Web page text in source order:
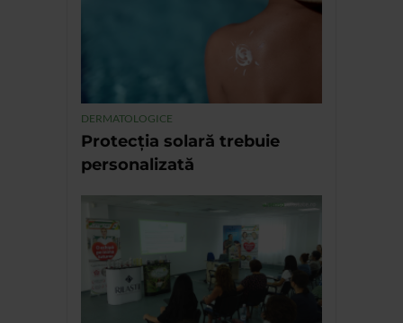
DERMATOLOGICE
Protecția solară trebuie
personalizată